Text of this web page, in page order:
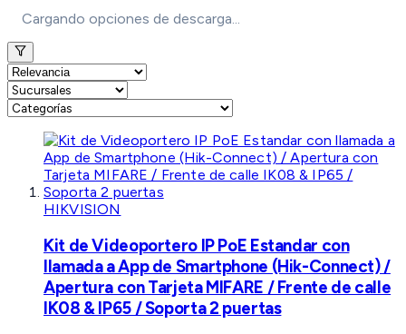
Cargando opciones de descarga...
HIKVISION
Kit de Videoportero IP PoE Estandar con
llamada a App de Smartphone (Hik-Connect) /
Apertura con Tarjeta MIFARE / Frente de calle
IK08 & IP65 / Soporta 2 puertas